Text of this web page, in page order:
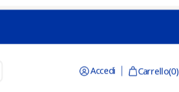
Accedi Carrello(0)